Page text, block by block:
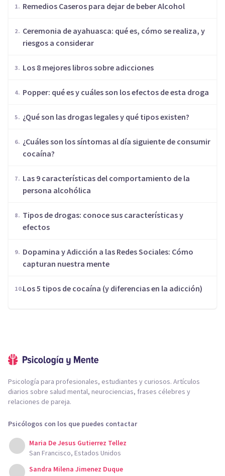
Remedios Caseros para dejar de beber Alcohol
Ceremonia de ayahuasca: qué es, cómo se realiza, y
riesgos a considerar
Los 8 mejores libros sobre adicciones
Popper: qué es y cuáles son los efectos de esta droga
¿Qué son las drogas legales y qué tipos existen?
¿Cuáles son los síntomas al día siguiente de consumir
cocaína?
Las 9 características del comportamiento de la
persona alcohólica
Tipos de drogas: conoce sus características y
efectos
Dopamina y Adicción a las Redes Sociales: Cómo
capturan nuestra mente
Los 5 tipos de cocaína (y diferencias en la adicción)
Psicología para profesionales, estudiantes y curiosos. Artículos
diarios sobre salud mental, neurociencias, frases célebres y
relaciones de pareja.
Psicólogos con los que puedes contactar
Maria De Jesus Gutierrez Tellez
San Francisco, Estados Unidos
Sandra Milena Jimenez Duque